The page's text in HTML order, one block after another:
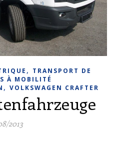
, TRANSPORT DE
À MOBILITÉ
, VOLKSWAGEN CRAFTER
2013